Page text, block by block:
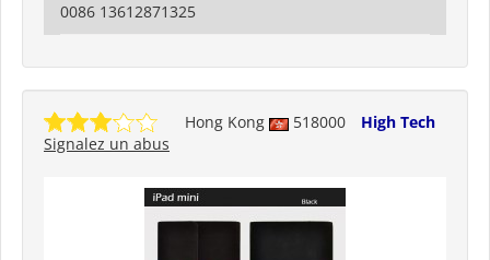
0086 13612871325
Hong Kong 518000
High Tech
Signalez un abus